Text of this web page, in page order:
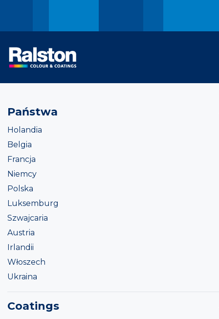
Państwa
Holandia
Belgia
Francja
Niemcy
Polska
Luksemburg
Szwajcaria
Austria
Irlandii
Włoszech
Ukraina
Coatings